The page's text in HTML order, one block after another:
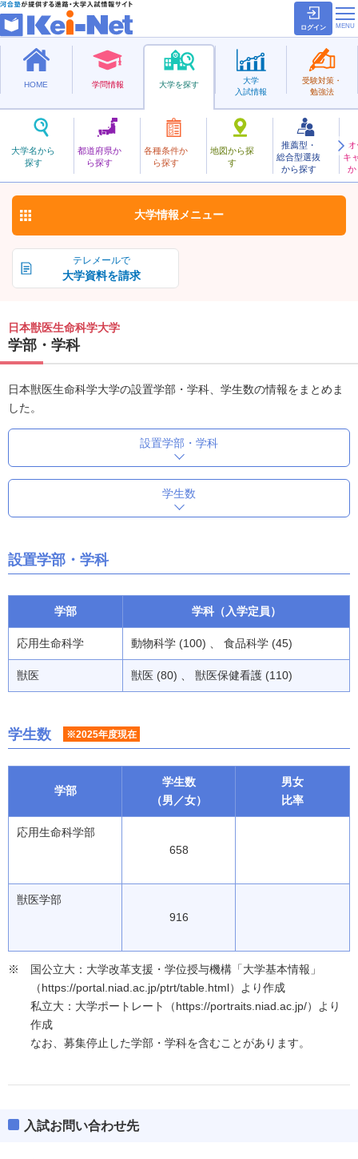
ログイン
HOME 学問情報 大学を探す
大学名から
探す
都道府県か
ら探す
各種条件か
ら探す
地図から探
す
推薦型・
総合型選抜
から探す
キ
か
大学
入試情報
受験対策・
勉強法
私立
にほんじゅういせいめいかがく
日本獣医生命科学大学 お気に入り
テレメールで
大学資料を請求
大学情報 メニュー
日本獣医生命科学大学
学部・学科
日本獣医生命科学大学の設置学部・学科、学生数の情報をまとめま
した。
設置学部・学科
学生数
設置学部・学科
学部 学科（入学定員）
応用生命科学 動物科学 (100) 、 食品科学 (45)
獣医 獣医 (80) 、 獣医保健看護 (110)
学生数 ※2025年度現在
学部
学生数
（男／女）
男女
比率
応用生命科学部
658
獣医学部
916
国公立大：大学改革支援・学位授与機構「大学基本情報」
（https://portal.niad.ac.jp/ptrt/table.html）より作成
私立大：大学ポートレート（https://portraits.niad.ac.jp/）より
作成
なお、募集停止した学部・学科を含むことがあります。
入試お問い合わせ先